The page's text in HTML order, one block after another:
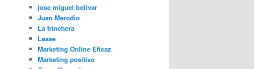
jose miguel bolivar
Juan Merodio
La trinchera
Lasse
Marketing Online Eficaz
Marketing positivo